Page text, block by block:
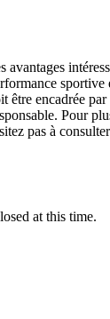
avantages
sportive
être encadrée par
Pour
pas à
at this time.